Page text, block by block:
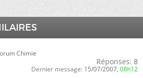
Chimie
Réponses: 8
Dernier message: 15/07/2007, 08h12